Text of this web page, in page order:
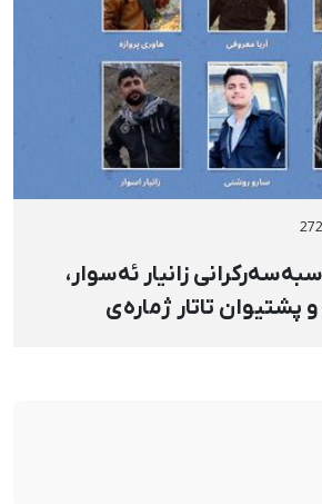
زانیار ئەسوار،
پشتیوان تاتار ژمارەی